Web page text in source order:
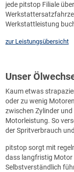
jede pitstop Filiale
Werkstattleistung
zur Leistungsübersicht
Unser
Kaum etwas
oder zu wenig
zwischen Zylinder
Motorleistung. So
der Spritverbrauch
pitstop sorgt mit
dass langfristig Motor
Selbstverständlich